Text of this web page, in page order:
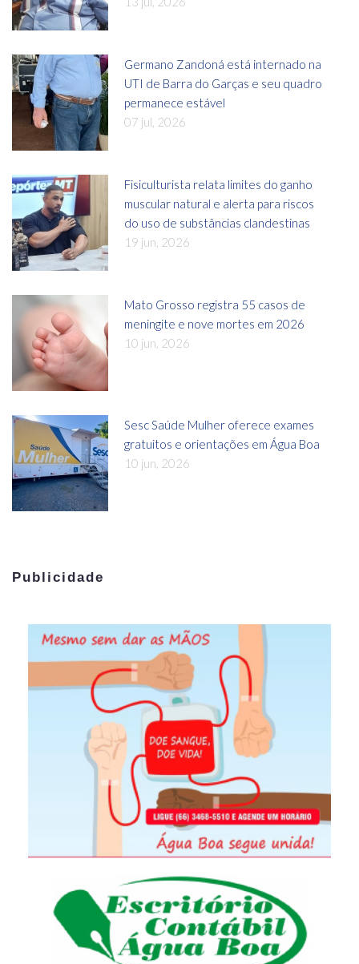
Germano Zandoná está internado na
UTI de Barra do Garças e seu quadro
permanece estável
07 jul, 2026
Fisiculturista relata limites do ganho
muscular natural e alerta para riscos
do uso de substâncias clandestinas
19 jun, 2026
Mato Grosso registra 55 casos de
meningite e nove mortes em 2026
10 jun, 2026
Sesc Saúde Mulher oferece exames
gratuitos e orientações em Água Boa
10 jun, 2026
Publicidade